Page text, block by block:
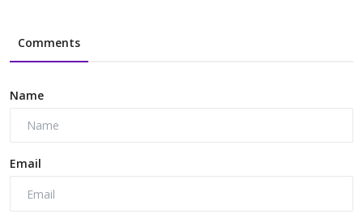
Comments
Name
Email